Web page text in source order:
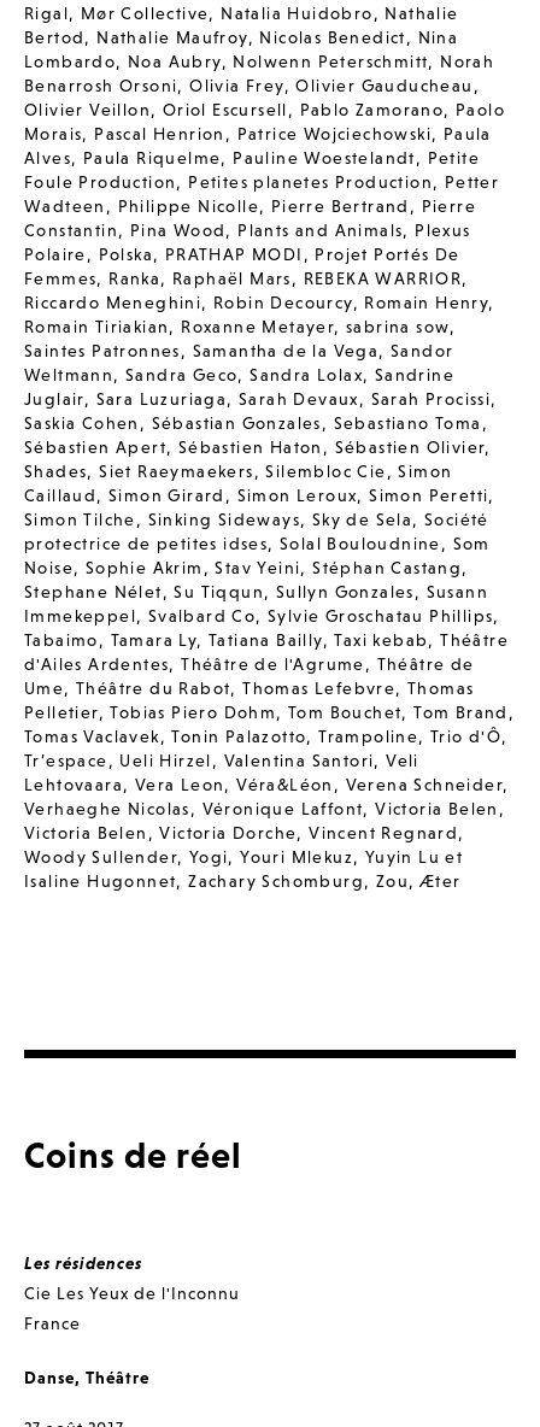
Rigal, Mør Collective,Natalia Huidobro,Nathalie
Bertod,Nathalie Maufroy,Nicolas Benedict, Nina
Lombardo,Noa Aubry,Nolwenn Peterschmitt,Norah
Benarrosh Orsoni,Olivia Frey,Olivier Gauducheau ,
Olivier Veillon, Oriol Escursell, Pablo Zamorano, Paolo
Morais, Pascal Henrion , Patrice Wojciechowski, Paula
Alves, Paula Riquelme, Pauline Woestelandt, Petite
Foule Production, Petites planetes Production, Petter
Wadteen , Philippe Nicolle, Pierre Bertrand , Pierre
Constantin, Pina Wood, Plants and Animals, Plexus
Polaire, Polska, PRATHAP MODI , Projet Portés De
Femmes, Ranka, Raphaël Mars, REBEKA WARRIOR,
Riccardo Meneghini, Robin Decourcy, Romain Henry,
Romain Tiriakian, Roxanne Metayer,sabrina sow,
Saintes Patronnes, Samantha de la Vega,Sandor
Weltmann,Sandra Geco,Sandra Lolax, Sandrine
Juglair, Sara Luzuriaga,Sarah Devaux, Sarah Procissi,
Saskia Cohen , Sébastian Gonzales, Sebastiano Toma ,
Sébastien Apert, Sébastien Haton , Sébastien Olivier,
Shades,Siet Raeymaekers,Silembloc Cie,Simon
Caillaud,Simon Girard , Simon Leroux,Simon Peretti,
Simon Tilche, Sinking Sideways, Sky de Sela,Société
protectrice de petites idses,Solal Bouloudnine, Som
Noise, Sophie Akrim ,Stav Yeini,Stéphan Castang,
Stephane Nélet,Su Tiqqun, Sullyn Gonzales, Susann
Immekeppel, Svalbard Co,Sylvie Groschatau Phillips,
Tabaimo, Tamara Ly,Tatiana Bailly,Taxi kebab,Théâtre
d'Ailes Ardentes,Théâtre de l'Agrume, Théâtre de
Ume,Théâtre du Rabot,Thomas Lefebvre,Thomas
Pelletier,Tobias Piero Dohm,Tom Bouchet,Tom Brand ,
Tomas Vaclavek,Tonin Palazotto,Trampoline,Trio d'Ô,
Tr’espace, Ueli Hirzel, Valentina Santori,Veli
Lehtovaara, Vera Leon,Véra&Léon , Verena Schneider,
Verhaeghe Nicolas, Véronique Laffont,Victoria Belen ,
Victoria Belen ,Victoria Dorche,Vincent Regnard,
Woody Sullender, Yogi,Youri Mlekuz, Yuyin Lu et
Isaline Hugonnet,Zachary Schomburg, Zou, Æter
Coins de réel
Les résidences
Cie Les Yeux de l'Inconnu
France
Danse, Théâtre